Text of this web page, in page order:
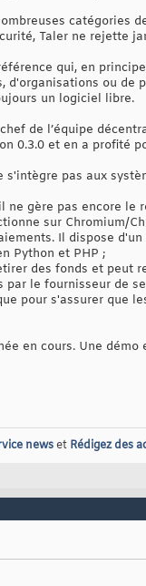
catégories
Taler ne rejette
qui, en
ou de
un logiciel libre.
de l’équipe
0.3.0 et en a profité
pas aux
gère pas encore le
sur Chromium/
Il dispose
Python et PHP ;
des fonds et peut
le fournisseur de
pour s'assurer que
en cours. Une
newset Rédigez des